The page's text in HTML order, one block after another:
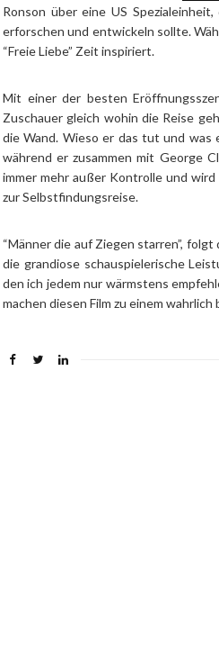
Ronson über eine US
erforschen und entwickeln sollte.
“Freie Liebe” Zeit inspiriert.
Mit einer der besten
Zuschauer gleich wohin die Reise
die Wand. Wieso er das tut und was
während er zusammen mit George
immer mehr außer Kontrolle und
zur Selbstfindungsreise.
“Männer die auf Ziegen starren”,
die grandiose schauspielerische
den ich jedem nur wärmstens
machen diesen Film zu einem